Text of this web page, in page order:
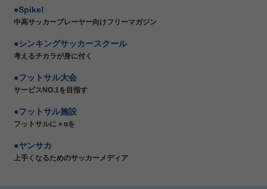
Spike!
中高サッカープレーヤー向けフリーマガジン
シンキングサッカースクール
考えるチカラが身に付く
フットサル大会
サービスNO.1を目指す
フットサル施設
フットサルに＋αを
ヤンサカ
上手くなるためのサッカーメディア